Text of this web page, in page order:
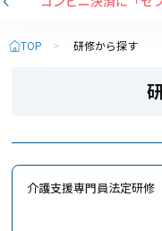
TOP > 研修から探す
介護支援専門員法定研修